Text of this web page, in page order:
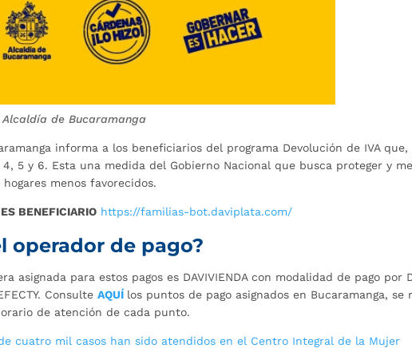
de Bucaramanga
informa a los beneficiarios del programa Devolución de IVA
4, 5 y 6. Esta una medida del Gobierno Nacional que busca proteger y
menos favorecidos.
BENEFICIARIO https://familias-bot.daviplata.com/
operador de pago?
asignada para estos pagos es DAVIVIENDA con modalidad de pago por
ConsulteAQUÍ los puntos de pago asignados en Bucaramanga, se
de atención de cada punto.
cuatro mil casos han sido atendidos en el Centro Integral de la Mujer